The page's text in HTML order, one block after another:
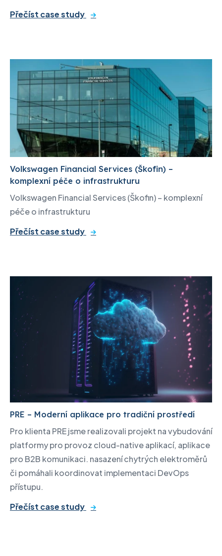
Přečíst case study
Volkswagen Financial Services (Škofin) –
komplexní péče o infrastrukturu
Volkswagen Financial Services (Škofin) – komplexní
péče o infrastrukturu
Přečíst case study
PRE – Moderní aplikace pro tradiční prostředí
Pro klienta PRE jsme realizovali projekt na vybudování
platformy pro provoz cloud-native aplikací, aplikace
pro B2B komunikaci. nasazení chytrých elektroměrů
či pomáhali koordinovat implementaci DevOps
přístupu.
Přečíst case study